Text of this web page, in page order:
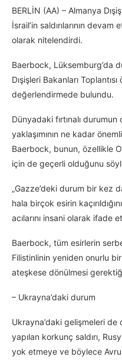
BERLİN (AA) – Almanya
İsrail’in saldırılarının
olarak nitelendirdi.
Baerbock, Lüksemburg’da
Dışişleri Bakanları
değerlendirmede bulundu.
Dünyadaki fırtınalı
yaklaşımının ne kadar
Baerbock, bunun, özellikle
için de geçerli olduğunu
„Gazze’deki durum bir kez
hala birçok esirin
acılarını insani olarak ifade
Baerbock, tüm esirlerin
Filistinlinin yeniden onurlu
ateşkese dönülmesi
– Ukrayna’daki durum
Ukrayna’daki gelişmeleri de
yapılan korkunç saldırı,
yok etmeye ve böylece